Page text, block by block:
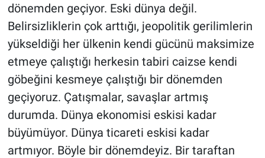
dönemden geçiyor. Eski dünya değil.
Belirsizliklerin çok arttığı, jeopolitik gerilimlerin
yükseldiği her ülkenin kendi gücünü maksimize
etmeye çalıştığı herkesin tabiri caizse kendi
göbeğini kesmeye çalıştığı bir dönemden
geçiyoruz. Çatışmalar, savaşlar artmış
durumda. Dünya ekonomisi eskisi kadar
büyümüyor. Dünya ticareti eskisi kadar
artmıyor. Böyle bir dönemdeyiz. Bir taraftan